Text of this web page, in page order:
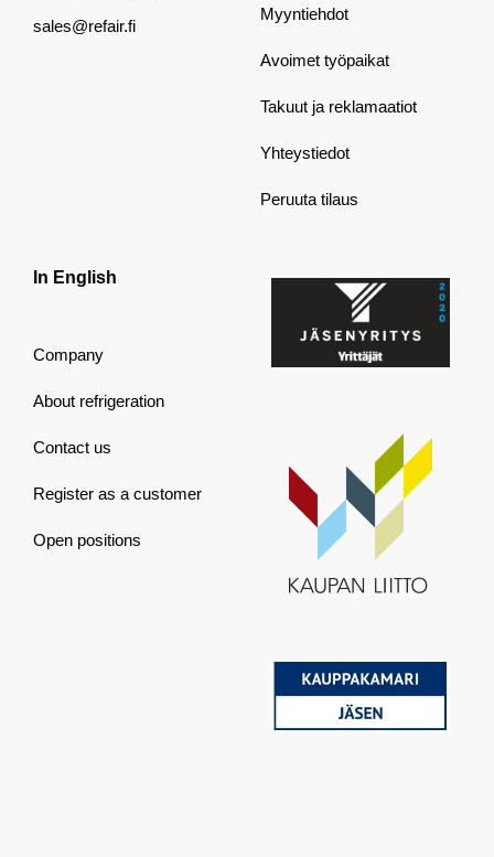
sales@refair.fi
Myyntiehdot
Avoimet työpaikat
Takuut ja reklamaatiot
Yhteystiedot
Peruuta tilaus
In English
Company
About refrigeration
Contact us
Register as a customer
Open positions